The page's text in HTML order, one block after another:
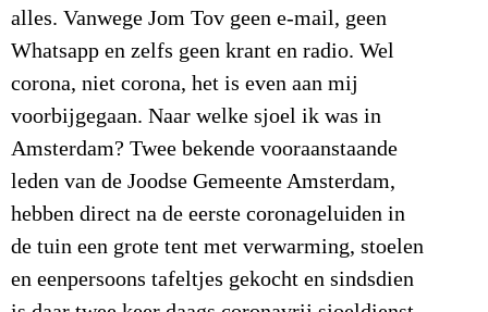
alles. Vanwege Jom Tov geen e-mail, geen
Whatsapp en zelfs geen krant en radio. Wel
corona, niet corona, het is even aan mij
voorbijgegaan. Naar welke sjoel ik was in
Amsterdam? Twee bekende vooraanstaande
leden van de Joodse Gemeente Amsterdam,
hebben direct na de eerste coronageluiden in
de tuin een grote tent met verwarming, stoelen
en eenpersoons tafeltjes gekocht en sindsdien